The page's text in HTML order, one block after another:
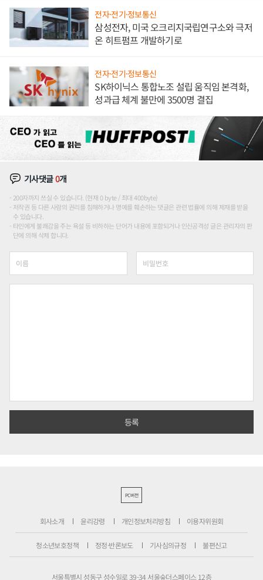
전자·전기·정보통신
삼성전자, 미국 오크리지국립연구소와 극저
온 히트펌프 개발하기로
전자·전기·정보통신
SK하이닉스 통합노조 설립 움직임 본격화,
성과급 체계 불만에 3500명 결집
기사댓글0개
200자까지 쓰실 수 있습니다. (현재 0 byte / 최대 400byte)
저작권 등 다른 사람의 권리를 침해하거나 명예를 훼손하는 댓글은 관련 법률에 의해 제재를 받을
수 있습니다.
타인에게 불쾌감을 주는 욕설 등 비하하는 단어가 내용에 포함되거나 인신공격성 글은 관리자의 판
단에 의해 삭제 합니다.
PC버전
회사소개 윤리강령 개인정보처리방침 이용자위원회
청소년보호정책 정정·반론보도 기사심의규정 불편신고
서울특별시 성동구 성수일로 39-34 서울숲더스페이스 12층